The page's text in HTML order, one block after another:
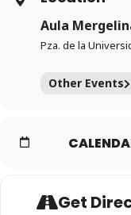
Aula
Pza. de la
Other Events
Get